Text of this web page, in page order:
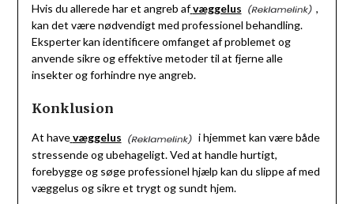
Hvis du allerede har et angreb af væggelus
,
kan det være nødvendigt med professionel behandling.
Eksperter kan identificere omfanget af problemet og
anvende sikre og effektive metoder til at fjerne alle
insekter og forhindre nye angreb.
Konklusion
At have væggelus
i hjemmet kan være både
stressende og ubehageligt. Ved at handle hurtigt,
forebygge og søge professionel hjælp kan du slippe af med
væggelus og sikre et trygt og sundt hjem.